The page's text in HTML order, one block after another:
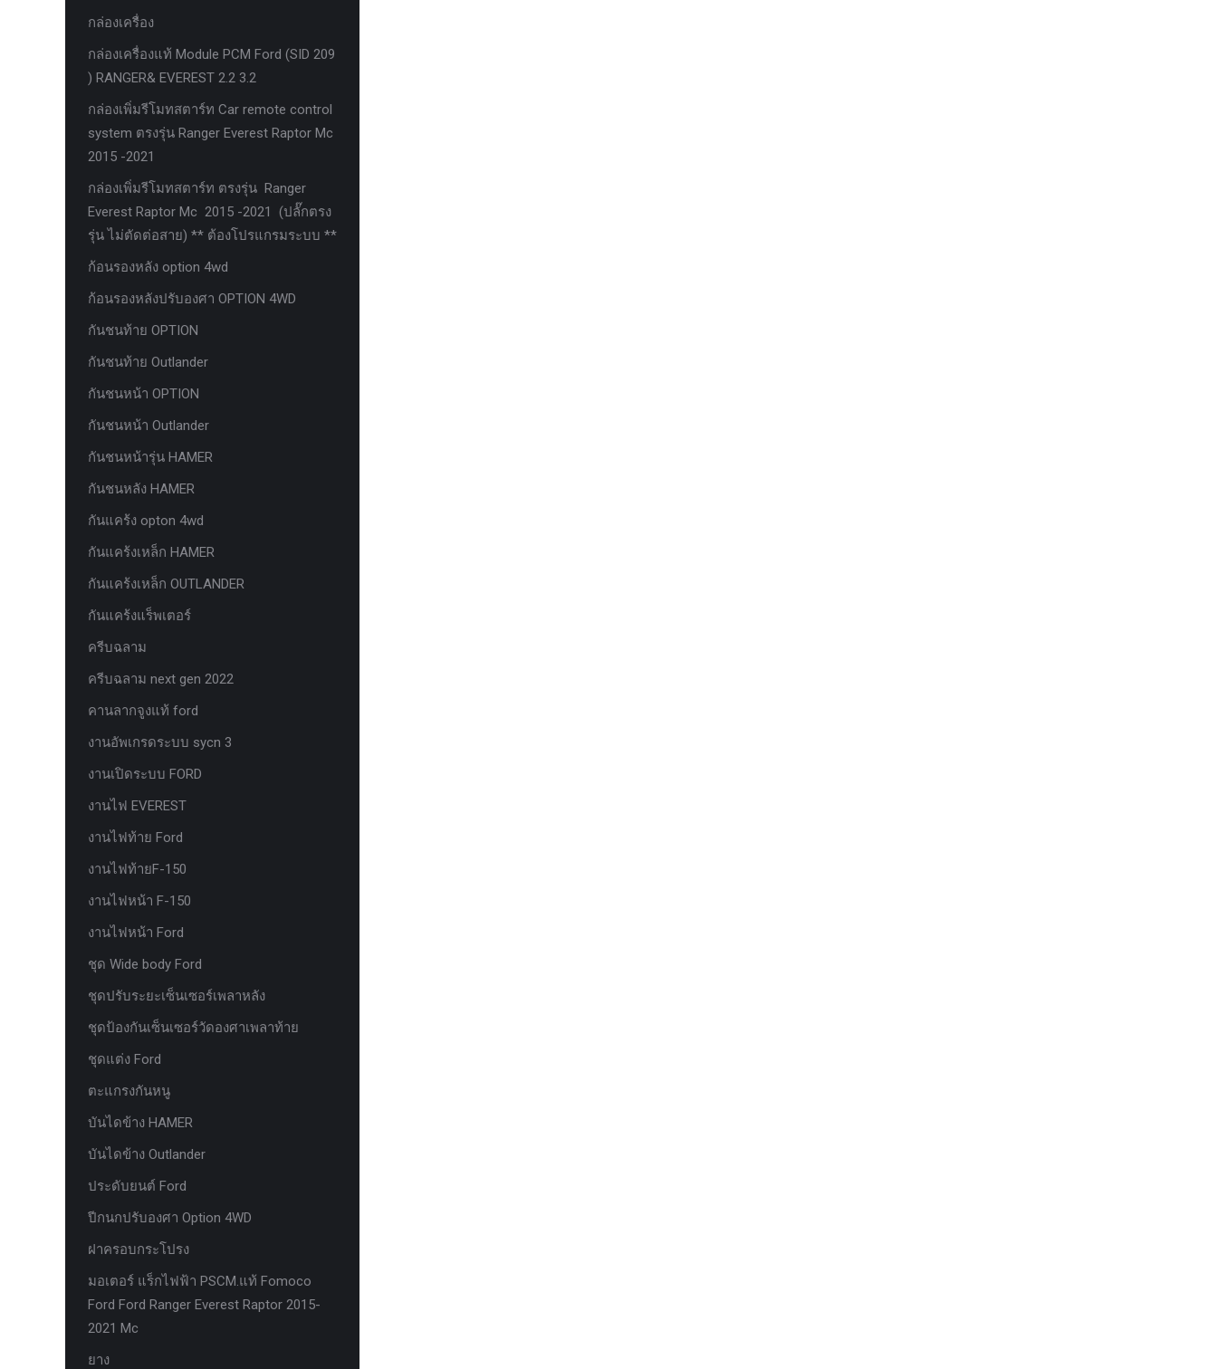
กล่องเครื่อง
กล่องเครื่องแท้ Module PCM Ford (SID 209
) RANGER& EVEREST 2.2 3.2
กล่องเพิ่มรีโมทสตาร์ท Car remote control
system ตรงรุ่น Ranger Everest Raptor Mc
2015 -2021
กล่องเพิ่มรีโมทสตาร์ท ตรงรุ่น Ranger
Everest Raptor Mc 2015 -2021 (ปลั๊กตรง
รุ่น ไม่ตัดต่อสาย) ** ต้องโปรแกรมระบบ **
ก้อนรองหลัง option 4wd
ก้อนรองหลังปรับองศา OPTION 4WD
กันชนท้าย OPTION
กันชนท้าย Outlander
กันชนหน้า OPTION
กันชนหน้า Outlander
กันชนหน้ารุ่น HAMER
กันชนหลัง HAMER
กันแคร้ง opton 4wd
กันแคร้งเหล็ก HAMER
กันแคร้งเหล็ก OUTLANDER
กันแคร้งแร็พเตอร์
ครีบฉลาม
ครีบฉลาม next gen 2022
คานลากจูงแท้ ford
งานอัพเกรดระบบ sycn 3
งานเปิดระบบ FORD
งานไฟ EVEREST
งานไฟท้าย Ford
งานไฟท้ายF-150
งานไฟหน้า F-150
งานไฟหน้า Ford
ชุด Wide body Ford
ชุดปรับระยะเซ็นเซอร์เพลาหลัง
ชุดป้องกันเซ็นเซอร์วัดองศาเพลาท้าย
ชุดแต่ง Ford
ตะแกรงกันหนู
บันไดข้าง HAMER
บันไดข้าง Outlander
ประดับยนต์ Ford
ปีกนกปรับองศา Option 4WD
ฝาครอบกระโปรง
มอเตอร์ แร็กไฟฟ้า PSCM.แท้ Fomoco
Ford Ford Ranger Everest Raptor 2015-
2021 Mc
ยาง
งานไฟหน้า Ford
ชุด Wide body Ford
ชุดปรับระยะเซ็นเซอร์เพลาหลัง
ชุดป้องกันเซ็นเซอร์วัดองศาเพลาท้าย
ชุดแต่ง Ford
บันไดข้าง HAMER
บันไดข้าง Outlander
ประดับยนต์ Ford
ปีกนกปรับองศา Option 4WD
ฝาครอบกระโปรง
มอเตอร์ แร็กไฟฟ้า PSCM.แท้ Fomoco
Ford Ford Ranger Everest Raptor 2015-
RANGER EVEREST Raptor 2011-2021
หน้าจอ Sync 3 รุ่นล่าสุด ตรงรุ่น Ford
Ranger Everest สำหรับ Upgrade Sync
หน้าจอเรือนไมล์แท้ FORD EVEREST
RANGER 2.0 PART G
หน้าจอเรือนไมล์แท้ FORD EVEREST
PART J
ห่วงแดง HAMER
ห่วงโอเมก้า option
หัวเกียร์
อุปกรณ์ภายในรถยนต์ FORD
เคสกุญแจคาร์บอน for ford next gen
เซ็นเซอร์หน้าพร้อมสายแท้ 4 จุด ตรงรุ่น
Ranger Everest Raptor MC ปี 2015-2021
เซ็นเซอร์หน้าพร้อมสายแท้ 6 จุด ตรงรุ่น
Ranger Everest Raptor MC ปี 2015-2021
แผงครอบแอร์ FCIM ตรงรุ่น Ford XLT.
แผงควบคุมแอร์ FCIM ตรงรุ่น FORD
EVEREST 2.2 3.2 2.0
แหนบแอด option 4wd